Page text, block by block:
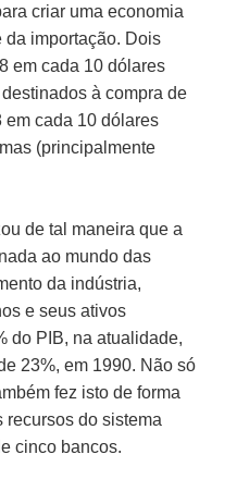
criar uma economia
da importação. Dois
em cada 10 dólares
à compra de
em cada 10 dólares
(principalmente
de tal maneira que a
ao mundo das
da indústria,
e seus ativos
do PIB, na atualidade,
23%, em 1990. Não só
fez isto de forma
recursos do sistema
cinco bancos.